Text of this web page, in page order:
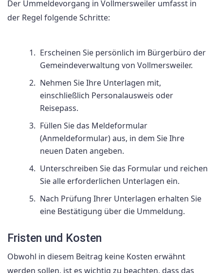
Der Ummeldevorgang in Vollmersweiler umfasst in
der Regel folgende Schritte:
Erscheinen Sie persönlich im Bürgerbüro der
Gemeindeverwaltung von Vollmersweiler.
Nehmen Sie Ihre Unterlagen mit,
einschließlich Personalausweis oder
Reisepass.
Füllen Sie das Meldeformular
(Anmeldeformular) aus, in dem Sie Ihre
neuen Daten angeben.
Unterschreiben Sie das Formular und reichen
Sie alle erforderlichen Unterlagen ein.
Nach Prüfung Ihrer Unterlagen erhalten Sie
eine Bestätigung über die Ummeldung.
Fristen und Kosten
Obwohl in diesem Beitrag keine Kosten erwähnt
werden sollen, ist es wichtig zu beachten, dass das